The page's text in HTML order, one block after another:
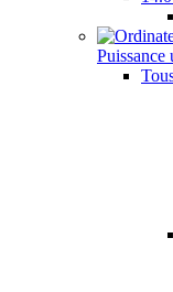
Puissance